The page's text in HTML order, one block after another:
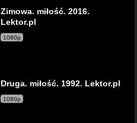
Zimowa. miłość. 2016.
Lektor.pl
1080p
Druga. miłość. 1992. Lektor.pl
1080p